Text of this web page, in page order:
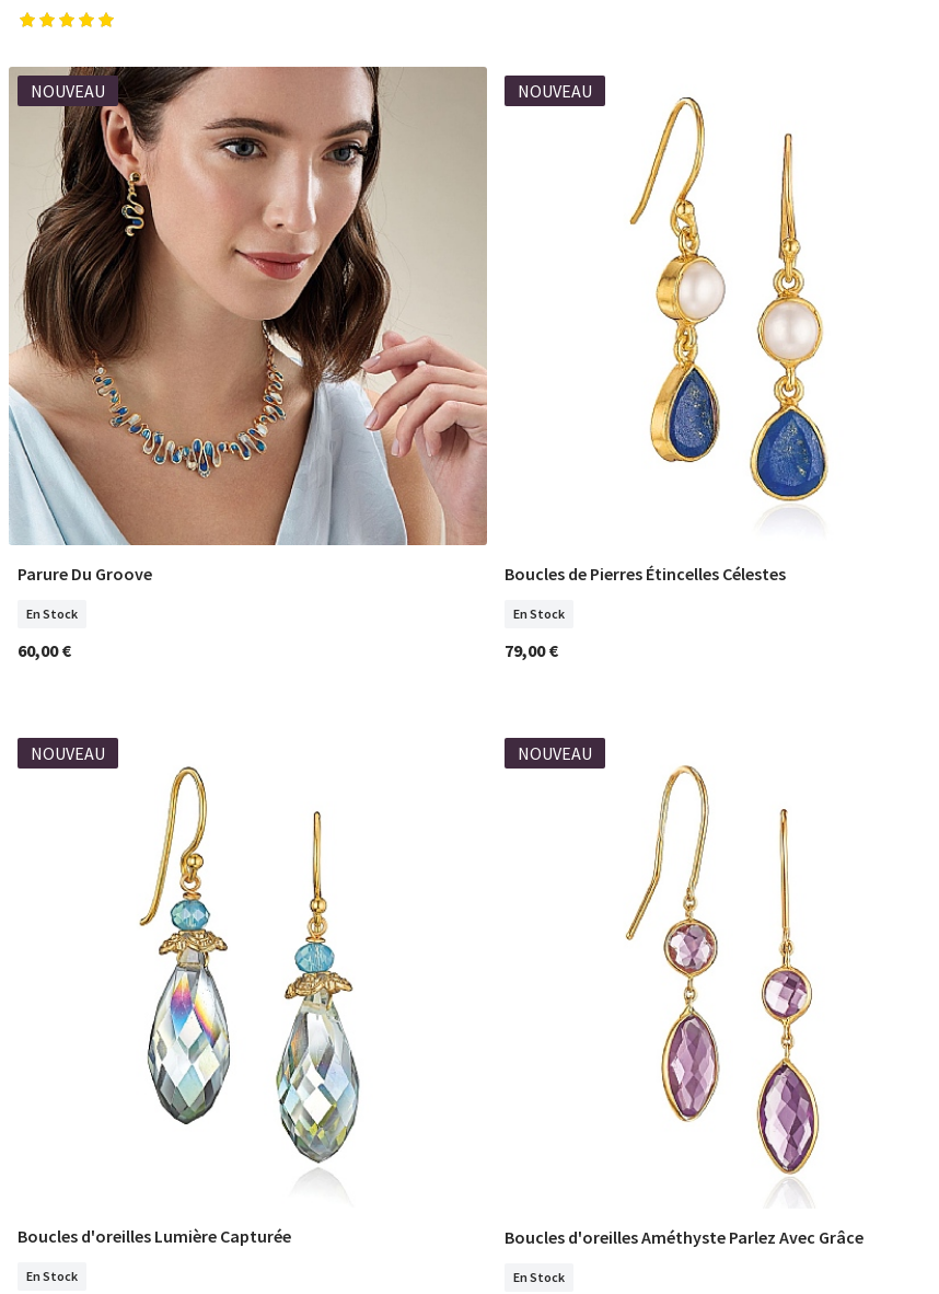
NOUVEAU
Parure Du Groove
En Stock
60,00 €
NOUVEAU
COMMANDER
Boucles de Pierres Étincelles Célestes
En Stock
79,00 €
NOUVEAU
COMMANDER
Boucles d'oreilles Lumière Capturée
En Stock
NOUVEAU
COMMANDER
Boucles d'oreilles Améthyste Parlez Avec Grâce
En Stock